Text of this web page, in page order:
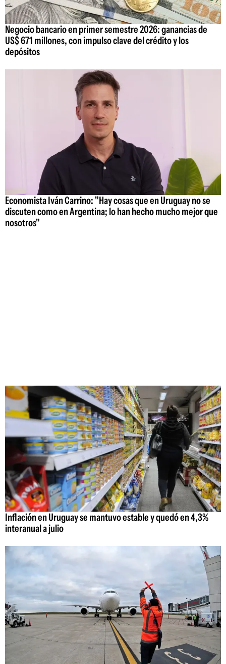
Negocio bancario en primer semestre 2026: ganancias de
US$ 671 millones, con impulso clave del crédito y los
depósitos
Economista Iván Carrino: "Hay cosas que en Uruguay no se
discuten como en Argentina; lo han hecho mucho mejor que
nosotros"
Inflación en Uruguay se mantuvo estable y quedó en 4,3%
interanual a julio